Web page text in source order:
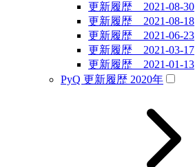
更新履歴 2021-08-30
更新履歴 2021-08-18
更新履歴 2021-06-23
更新履歴 2021-03-17
更新履歴 2021-01-13
PyQ 更新履歴 2020年